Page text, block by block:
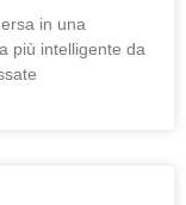
in una
più intelligente da